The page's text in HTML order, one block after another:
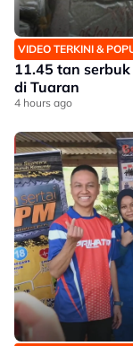
VIDEO TERKINI &
11.45 tan
di Tuaran
4 hours ago